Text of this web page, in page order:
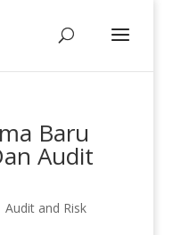
Baru
Audit
Audit and Risk